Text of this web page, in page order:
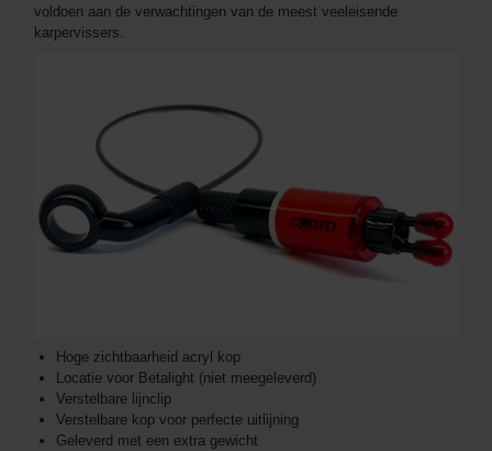
voldoen aan de verwachtingen van de meest veeleisende
karpervissers.
Hoge zichtbaarheid acryl kop
Locatie voor Betalight (niet meegeleverd)
Verstelbare lijnclip
Verstelbare kop voor perfecte uitlijning
Geleverd met een extra gewicht